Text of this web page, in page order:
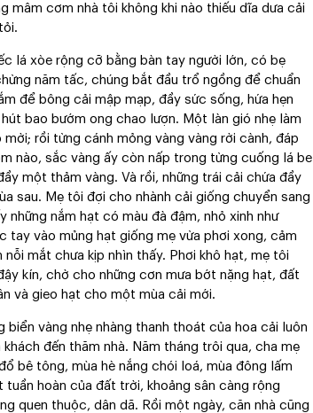
mâm cơm nhà tôi không khi nào thiếu dĩa dưa cải
lá xòe rộng cỡ bằng bàn tay người lớn, có bẹ
năm tấc, chúng bắt đầu trổ ngồng để chuẩn
để bông cải mập mạp, đầy sức sống, hứa hẹn
bao bướm ong chao lượn. Một làn gió nhẹ làm
rồi từng cánh mỏng vàng vàng rời cành, đáp
nào, sắc vàng ấy còn nấp trong từng cuống lá be
một thảm vàng. Và rồi, những trái cải chứa đầy
sau. Mẹ tôi đợi cho nhành cải giống chuyển sang
nắm hạt có màu đà đậm, nhỏ xinh như
vào mủng hạt giống mẹ vừa phơi xong, cảm
mắt chưa kịp nhìn thấy. Phơi khô hạt, mẹ tôi
kín, chờ cho những cơn mưa bớt nặng hạt, đất
và gieo hạt cho một mùa cải mới.
vàng nhẹ nhàng thanh thoát của hoa cải luôn
đến thăm nhà. Năm tháng trôi qua, cha mẹ
bê tông, mùa hè nắng chói loá, mùa đông lấm
tuần hoàn của đất trời, khoảng sân càng rộng
quen thuộc, dân dã. Rồi một ngày, căn nhà cũng